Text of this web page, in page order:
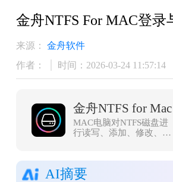
金舟NTFS For MAC登录
来源：
金舟软件
作者：
时间：2026-03-24 11:57:14
金舟NTFS for Mac
MAC电脑对NTFS磁盘进
行读写、添加、修改、删
性。
AI摘要